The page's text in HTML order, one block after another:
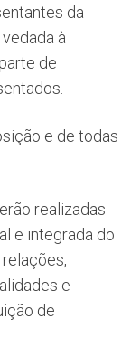
da
à
de
e de todas
realizadas
e integrada do
e
de